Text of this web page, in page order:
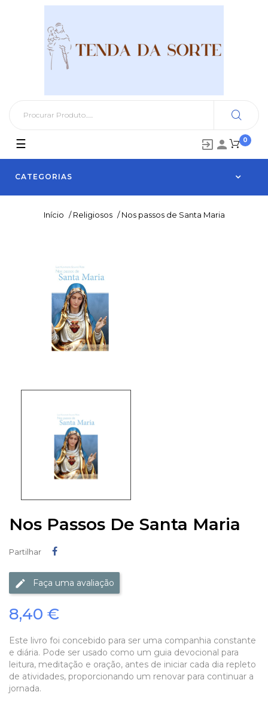
0
 
CATEGORIAS
Toggle
navigation
☰
Início / Religiosos / Nos passos de Santa Maria
Nos Passos De Santa Maria
Partilhar
Faça uma avaliação
8,40 €
Este livro foi concebido para ser uma companhia constante
e diária. Pode ser usado como um guia devocional para
leitura, meditação e oração, antes de iniciar cada dia repleto
de atividades, proporcionando um renovar para continuar a
jornada.